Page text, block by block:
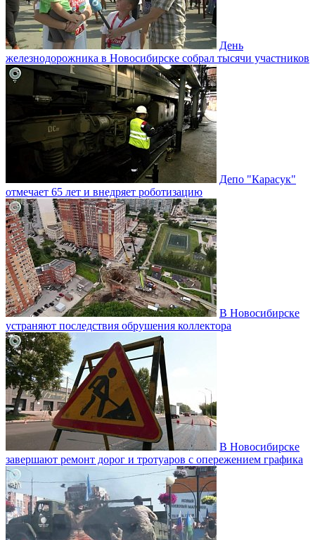
День
железнодорожника в Новосибирске собрал тысячи участников
Депо "Карасук"
отмечает 65 лет и внедряет роботизацию
В Новосибирске
устраняют последствия обрушения коллектора
В Новосибирске
завершают ремонт дорог и тротуаров с опережением графика